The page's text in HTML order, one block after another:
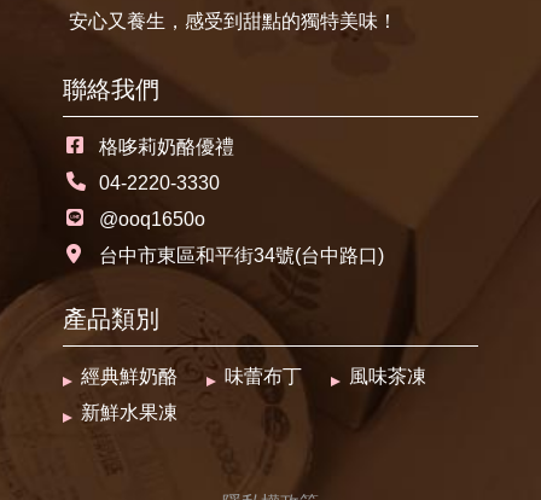
安心又養生，感受到甜點的獨特美味！
聯絡我們
格哆莉奶酪優禮
04-2220-3330
@ooq1650o
台中市東區和平街34號(台中路口)
產品類別
經典鮮奶酪 味蕾布丁
風味茶凍
新鮮水果凍